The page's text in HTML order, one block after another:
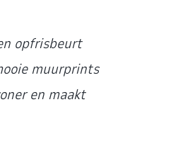
opfrisbeurt
muurprints
en maakt